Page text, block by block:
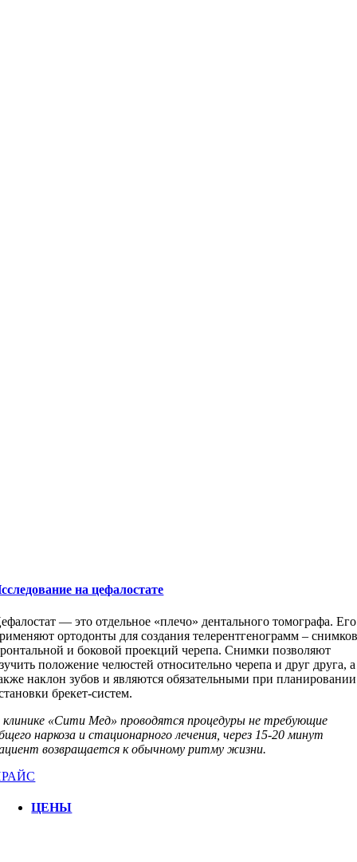
на цефалостате
— это отдельное «плечо» дентального томографа. Его
ортодонты для создания телерентгенограмм –
и боковой проекций черепа. Снимки позволяют
положение челюстей относительно черепа и друг друга, а
наклон зубов и являются обязательными при планировании
брекет-систем.
клинике «Сити Мед» проводятся процедуры не требующие
наркоза и стационарного лечения, через 15-20 минут
возвращается к обычному ритму жизни.
ЦЕНЫ